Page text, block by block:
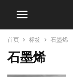
首页 标签 石墨烯
石墨烯